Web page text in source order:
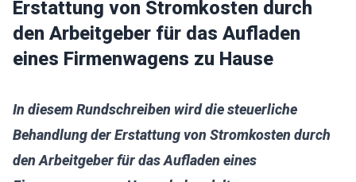
Erstattung von Stromkosten durch
den Arbeitgeber für das Aufladen
eines Firmenwagens zu Hause
In diesem Rundschreiben wird die steuerliche
Behandlung der Erstattung von Stromkosten durch
den Arbeitgeber für das Aufladen eines